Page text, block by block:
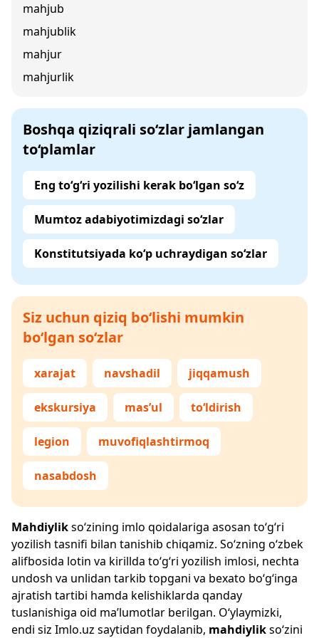
mahjub
mahjublik
mahjur
mahjurlik
Boshqa qiziqrali so‘zlar jamlangan
to‘plamlar
Eng to‘g‘ri yozilishi kerak bo‘lgan so‘z
Mumtoz adabiyotimizdagi so‘zlar
Konstitutsiyada ko‘p uchraydigan so‘zlar
Siz uchun qiziq bo‘lishi mumkin
bo‘lgan so‘zlar
xarajat navshadil jiqqamush
ekskursiya mas’ul to‘ldirish
legion muvofiqlashtirmoq
nasabdosh
Mahdiylikso‘zining imlo qoidalariga asosan to‘g‘ri
yozilish tasnifi bilan tanishib chiqamiz. So‘zning o‘zbek
alifbosida lotin va kirillda to‘g‘ri yozilish imlosi, nechta
undosh va unlidan tarkib topgani va bexato bo‘g‘inga
ajratish tartibi hamda kelishiklarda qanday
tuslanishiga oid ma’lumotlar berilgan. O‘ylaymizki,
endi siz Imlo.uz saytidan foydalanib, mahdiylikso‘zini